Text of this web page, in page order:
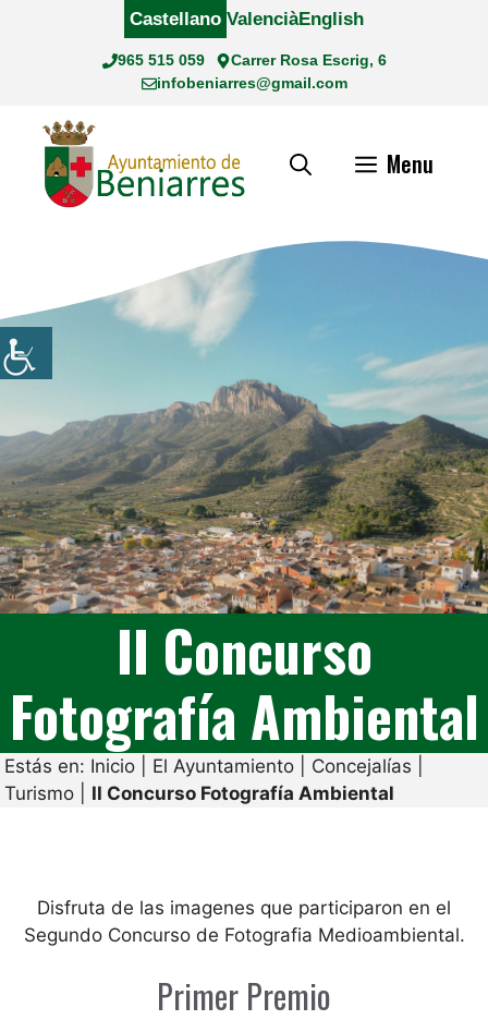
965 515 059
Carrer Rosa Escrig, 6
infobeniarres@gmail.com
Castellano ValenciàEnglish
Menu
II Concurso
Fotografía Ambiental
Estás en: Inicio El Ayuntamiento Concejalías
Turismo
II Concurso Fotografía Ambiental
Disfruta de las imagenes que participaron en el
Segundo Concurso de Fotografia Medioambiental.
Primer Premio